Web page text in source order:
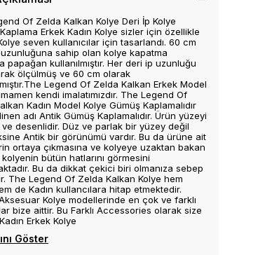
Of Zelda Kalkan Kolye Deri İp Kolye
Erkek Kadın Kolye sizler için özellikle
seven kullanıcılar için tasarlandı. 60 cm
sahip olan kolye kapatma
papağan kullanılmıştır. Her deri ip uzunluğu
ölçülmüş ve 60 cm olarak
Legend Of Zelda Kalkan Erkek Model
kendi imalatımızdır. The Legend Of
Kadın Model Kolye Gümüş Kaplamalıdır
adı Antik Gümüş Kaplamalıdır. Ürün yüzeyi
desenlidir. Düz ve parlak bir yüzey değil
Antik bir görünümü vardır. Bu da ürüne ait
ortaya çıkmasına ve kolyeye uzaktan bakan
bütün hatlarını görmesini
Bu da dikkat çekici biri olmanıza sebep
The Legend Of Zelda Kalkan Kolye hem
de Kadın kullancılara hitap etmektedir.
Kolye modellerinde en çok ve farklı
bize aittir. Bu Farklı Accessories olarak size
Erkek Kolye
Göster